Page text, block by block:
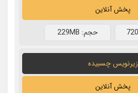
پخش آنلاین
حجم: 229MB
زیرنویس چسبیده
پخش آنلاین